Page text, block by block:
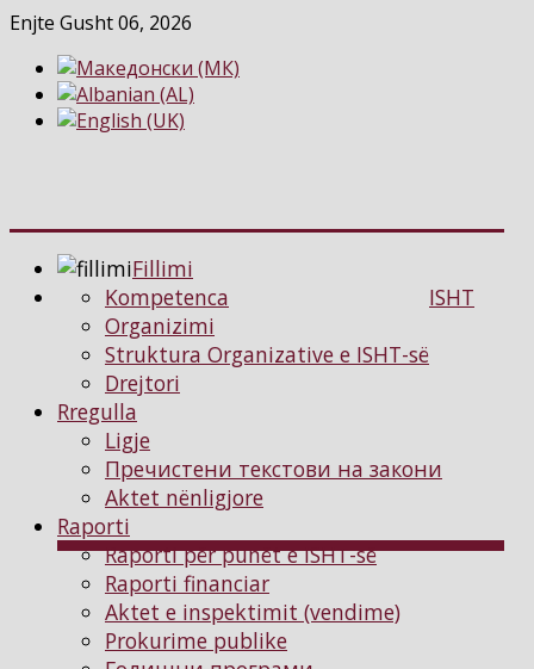
Enjte Gusht 06, 2026
Fillimi
ISHT
Kompetenca
Organizimi
Struktura Organizative e ISHT-së
Drejtori
Rregulla
Ligje
Пречистени текстови на закони
Aktet nënligjore
Raporti
Raporti për punët e ISHT-së
Raporti financiar
Aktet e inspektimit (vendime)
Prokurime publike